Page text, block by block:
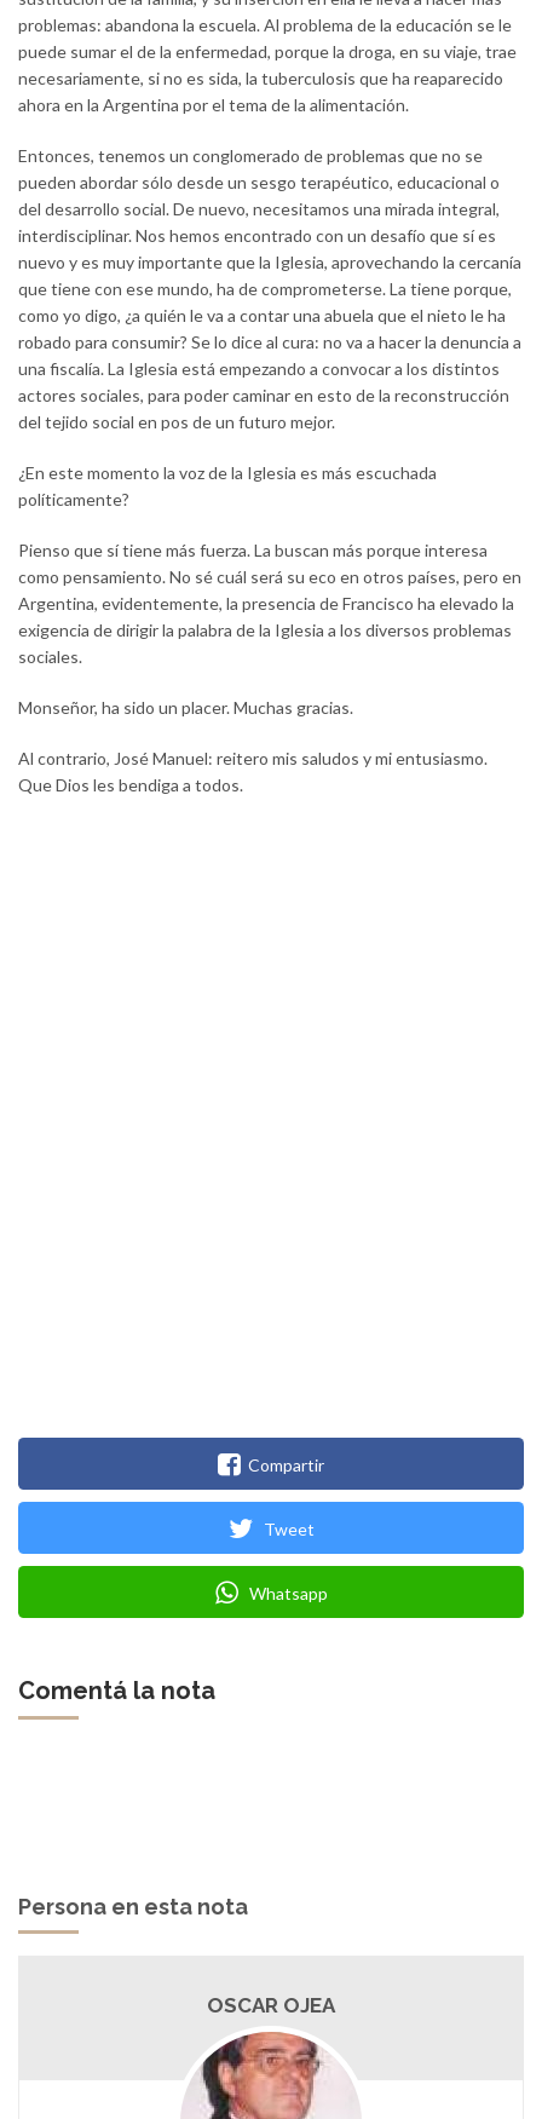
problemas: abandona la escuela. Al problema de la educación se le
puede sumar el de la enfermedad, porque la droga, en su viaje, trae
necesariamente, si no es sida, la tuberculosis que ha reaparecido
ahora en la Argentina por el tema de la alimentación.
Entonces, tenemos un conglomerado de problemas que no se
pueden abordar sólo desde un sesgo terapéutico, educacional o
del desarrollo social. De nuevo, necesitamos una mirada integral,
interdisciplinar. Nos hemos encontrado con un desafío que sí es
nuevo y es muy importante que la Iglesia, aprovechando la cercanía
que tiene con ese mundo, ha de comprometerse. La tiene porque,
como yo digo, ¿a quién le va a contar una abuela que el nieto le ha
robado para consumir? Se lo dice al cura: no va a hacer la denuncia a
una fiscalía. La Iglesia está empezando a convocar a los distintos
actores sociales, para poder caminar en esto de la reconstrucción
del tejido social en pos de un futuro mejor.
¿En este momento la voz de la Iglesia es más escuchada
políticamente?
Pienso que sí tiene más fuerza. La buscan más porque interesa
como pensamiento. No sé cuál será su eco en otros países, pero en
Argentina, evidentemente, la presencia de Francisco ha elevado la
exigencia de dirigir la palabra de la Iglesia a los diversos problemas
sociales.
Monseñor, ha sido un placer. Muchas gracias.
Al contrario, José Manuel: reitero mis saludos y mi entusiasmo.
Que Dios les bendiga a todos.
Compartir
Tweet
Whatsapp
Comentá la nota
Persona en esta nota
OSCAR OJEA